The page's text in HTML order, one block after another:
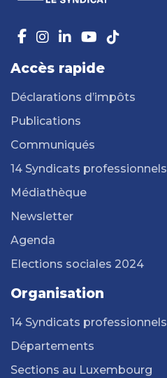
Accès rapide
Déclarations d’impôts
Publications
Communiqués
14 Syndicats professionnels
Médiathèque
Newsletter
Agenda
Elections sociales 2024
Organisation
14 Syndicats professionnels
Départements
Sections au Luxembourg